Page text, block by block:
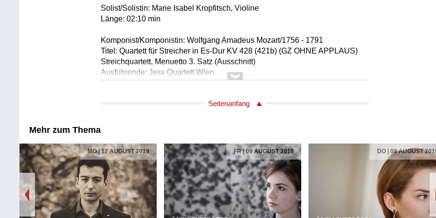
Solist/Solistin: Marie Isabel Kropfitsch, Violine
Länge: 02:10 min
Komponist/Komponistin: Wolfgang Amadeus Mozart/1756 - 1791
Titel: Quartett für Streicher in Es-Dur KV 428 (421b) (GZ OHNE APPLAUS)
Streichquartett, Menuetto 3. Satz (Ausschnitt)
Ausführende: Jess Quartett Wien
Ausführende: Elisabeth Jess Kropfitsch /Violine
Ausführende: Nora Romanoff Schwarzberg /Viola
Seitenanfang
Aktuell in oe1.ORF.at
DOUBLECHECK - DAS Ö1
MEDIENMAGAZIN
AM PULS - GESUNDHEIT UND MEDIZIN PUNKT